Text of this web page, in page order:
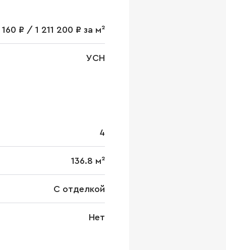
160 ₽ / 1 211 200 ₽ за м²
УСН
4
136.8 м²
С отделкой
Нет